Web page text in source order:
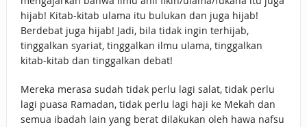
hijab! Kitab-kitab ulama itu bulukan dan juga hijab!
Berdebat juga hijab! Jadi, bila tidak ingin terhijab,
tinggalkan syariat, tinggalkan ilmu ulama, tinggalkan
kitab-kitab dan tinggalkan debat!
Mereka merasa sudah tidak perlu lagi salat, tidak perlu
lagi puasa Ramadan, tidak perlu lagi haji ke Mekah dan
semua ibadah lain yang berat dilakukan oleh hawa nafsu